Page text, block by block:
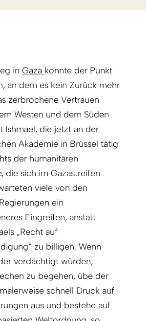
in Gaza könnte der Punkt
an dem es kein Zurück mehr
zerbrochene Vertrauen
Westen und dem Süden
Ishmael, die jetzt an der
Akademie in Brüssel tätig
der humanitären
die sich im Gazastreifen
viele von den
ein
Eingreifen, anstatt
„Recht auf
zu billigen. Wenn
verdächtigt würden,
zu begehen, übe der
schnell Druck auf
aus und bestehe auf